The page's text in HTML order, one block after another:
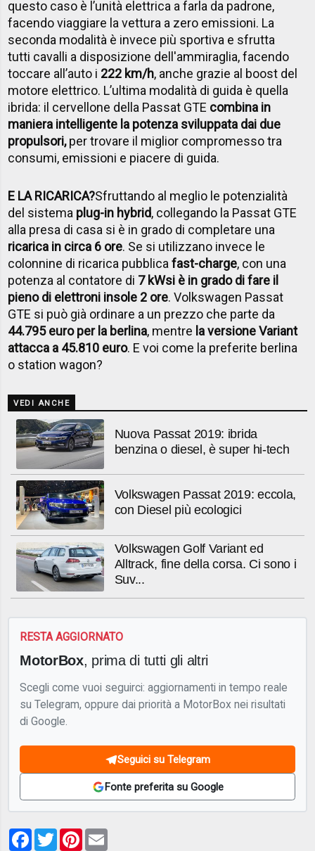
questo caso è l’unità elettrica a farla da padrone,
facendo viaggiare la vettura a zero emissioni. La
seconda modalità è invece più sportiva e sfrutta
tutti cavalli a disposizione dell'ammiraglia, facendo
toccare all’auto i 222 km/h, anche grazie al boost del
motore elettrico. L’ultima modalità di guida è quella
ibrida: il cervellone della Passat GTE combina in
maniera intelligente la potenza sviluppata dai due
propulsori,per trovare il miglior compromesso tra
consumi, emissioni e piacere di guida.
E LA RICARICA?Sfruttando al meglio le potenzialità
del sistema plug-in hybrid, collegando la Passat GTE
alla presa di casa si è in grado di completare una
ricarica in circa 6 ore. Se si utilizzano invece le
colonnine di ricarica pubblicafast-charge, con una
potenza al contatore di 7 kWsi è in grado di fare il
pieno di elettroni insole 2 ore. Volkswagen Passat
GTE si può già ordinare a un prezzo che parte da
44.795 euro per la berlina, mentre la versione Variant
attacca a 45.810 euro. E voi come la preferite berlina
o station wagon?
VEDI ANCHE
Nuova Passat 2019: ibrida
benzina o diesel, è super hi-tech
Volkswagen Passat 2019: eccola,
con Diesel più ecologici
Volkswagen Golf Variant ed
Alltrack, fine della corsa. Ci sono i
Suv...
RESTA AGGIORNATO
MotorBox, prima di tutti gli altri
Scegli come vuoi seguirci: aggiornamenti in tempo reale
su Telegram, oppure dai priorità a MotorBox nei risultati
di Google.
Seguici su Telegram
Fonte preferita su Google
Facebook
TwitterPinterest